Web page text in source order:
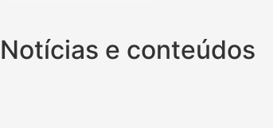
Notícias e conteúdos